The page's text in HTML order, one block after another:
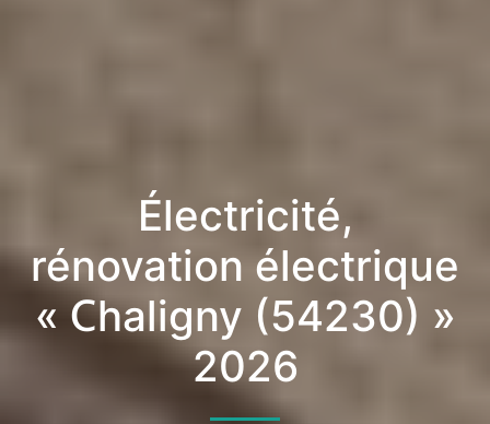
Électricité,
rénovation électrique
« Chaligny (54230) »
2026